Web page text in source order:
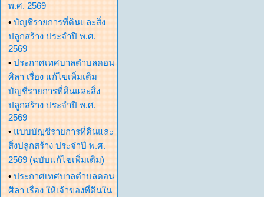
พ.ศ. 2569
• บัญชีรายการที่ดินและสิ่ง
ปลูกสร้าง ประจำปี พ.ศ.
2569
• ประกาศเทศบาลตำบลดอน
ศิลา เรื่อง แก้ไขเพิ่มเติม
บัญชีรายการที่ดินและสิ่ง
ปลูกสร้าง ประจำปี พ.ศ.
2569
• แบบบัญชีรายการที่ดินและ
สิ่งปลูกสร้าง ประจำปี พ.ศ.
2569 (ฉบับแก้ไขเพิ่มเติม)
• ประกาศเทศบาลตำบลดอน
ศิลา เรื่อง ให้เจ้าของที่ดินใน